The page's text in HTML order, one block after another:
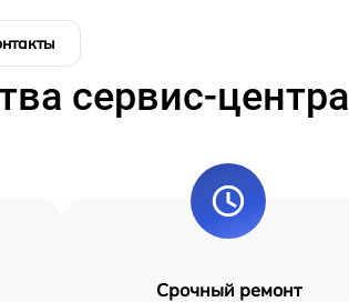
сервис-центра
Срочный ремонт